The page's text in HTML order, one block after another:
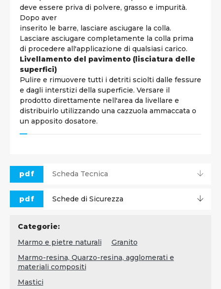
deve essere priva di polvere, grasso e impurità.
Dopo aver
inserito le barre, lasciare asciugare la colla.
Lasciare asciugare completamente la colla prima
di procedere all'applicazione di qualsiasi carico.
Livellamento del pavimento (lisciatura delle
superfici)
Pulire e rimuovere tutti i detriti sciolti dalle fessure
e dagli interstizi della superficie. Versare il
prodotto direttamente nell'area da livellare e
distribuirlo utilizzando una cazzuola ammaccata o
un apposito dosatore.
pdf Scheda Tecnica
pdf Schede di Sicurezza
Categorie:
Marmo e pietre naturali
Granito
Marmo-resina, Quarzo-resina, agglomerati e
materiali compositi
Mastici